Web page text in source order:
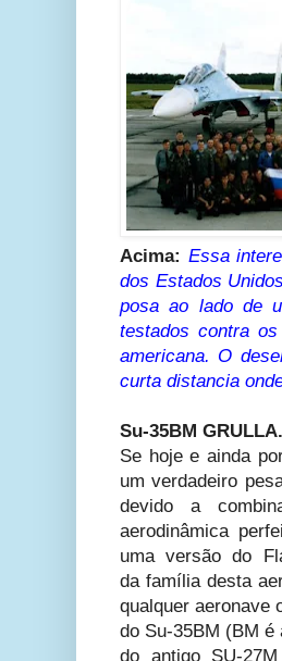
Acima: Essa
dos Estados
posa ao lado de
testados contra
americana. O
curta distancia
Su-35BM
Se hoje e ainda
um verdadeiro
devido a
aerodinâmica
uma versão do
da família desta
qualquer aeronave
do Su-35BM (BM
do antigo SU-